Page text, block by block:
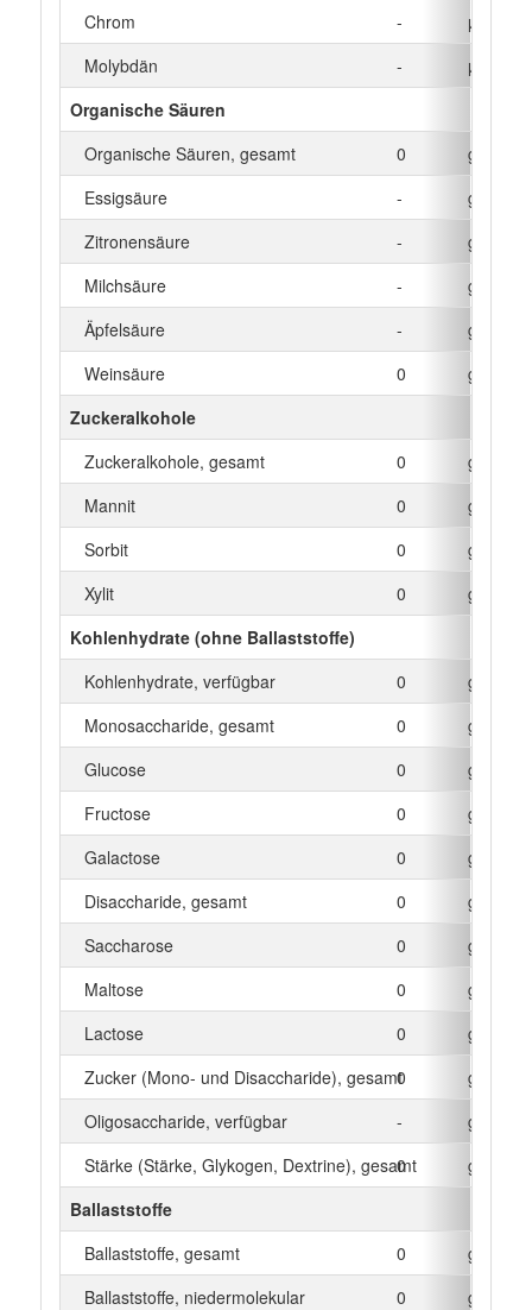
Chrom -
µg
Molybdän
-
µg
Organische Säuren
Organische Säuren, gesamt
0
g
Essigsäure
-
g
Zitronensäure
-
g
Milchsäure
-
g
Äpfelsäure
-
g
Weinsäure
0
g
Zuckeralkohole
Zuckeralkohole, gesamt
0
g
Mannit
0
g
Sorbit
0
g
Xylit
0
g
Kohlenhydrate (ohne Ballaststoffe)
Kohlenhydrate, verfügbar
0
g
Monosaccharide, gesamt
0
g
Glucose
0
g
Fructose
0
g
Galactose
0
g
Disaccharide, gesamt
0
g
Saccharose
0
g
Maltose
0
g
Lactose
0
g
Zucker (Mono- und Disaccharide), gesamt0
g
Oligosaccharide, verfügbar
-
g
Stärke (Stärke, Glykogen, Dextrine), gesamt
0
g
Ballaststoffe
Ballaststoffe, gesamt
0
g
Ballaststoffe, niedermolekular
0
g